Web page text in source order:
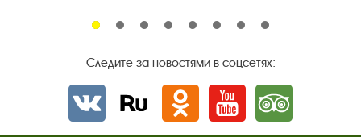
Следите за новостями в соцсетях:
Вконтактеrutube Одноклассники
YouTube Трипадвизор